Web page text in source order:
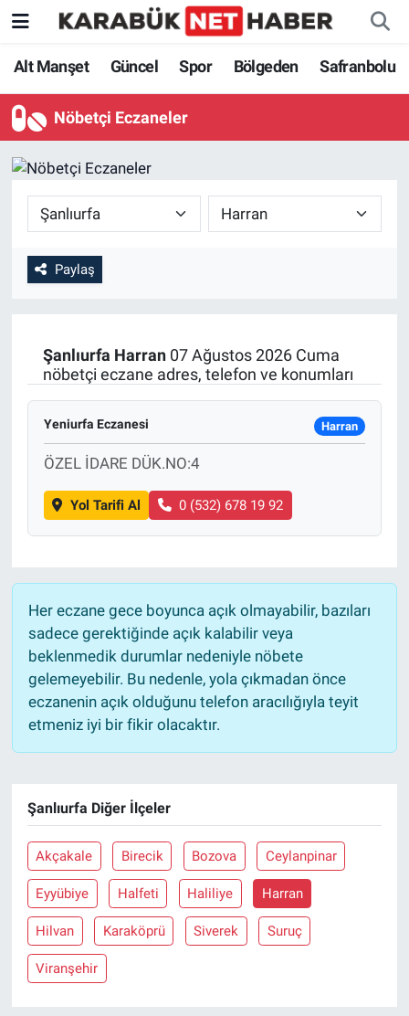
Alt Manşet Güncel Spor Bölgeden Safranbolu
Nöbetçi Eczaneler
Paylaş
Şanlıurfa Harran07 Ağustos 2026 Cuma
nöbetçi eczane adres, telefon ve konumları
Yeniurfa Eczanesi Harran
ÖZEL İDARE DÜK.NO:4
Yol Tarifi Al 0 (532) 678 19 92
Her eczane gece boyunca açık olmayabilir, bazıları
sadece gerektiğinde açık kalabilir veya
beklenmedik durumlar nedeniyle nöbete
gelemeyebilir. Bu nedenle, yola çıkmadan önce
eczanenin açık olduğunu telefon aracılığıyla teyit
etmeniz iyi bir fikir olacaktır.
Şanlıurfa Diğer İlçeler
Akçakale Birecik Bozova Ceylanpinar
Eyyübiye Halfeti Haliliye Harran
Hilvan Karaköprü Siverek Suruç
Viranşehir